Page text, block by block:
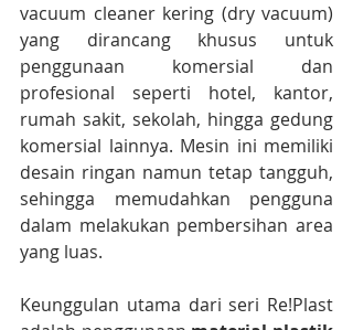
vacuum cleaner kering (dry vacuum)
yang dirancang khusus untuk
penggunaan komersial dan
profesional seperti hotel, kantor,
rumah sakit, sekolah, hingga gedung
komersial lainnya. Mesin ini memiliki
desain ringan namun tetap tangguh,
sehingga memudahkan pengguna
dalam melakukan pembersihan area
yang luas.
Keunggulan utama dari seri Re!Plast